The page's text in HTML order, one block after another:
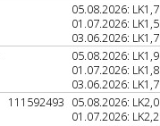
05.08.2026: LK1,7
01.07.2026: LK1,5
03.06.2026: LK1,7
05.08.2026: LK1,9
01.07.2026: LK1,8
03.06.2026: LK1,7
111592493 05.08.2026: LK2,0
01.07.2026: LK2,2